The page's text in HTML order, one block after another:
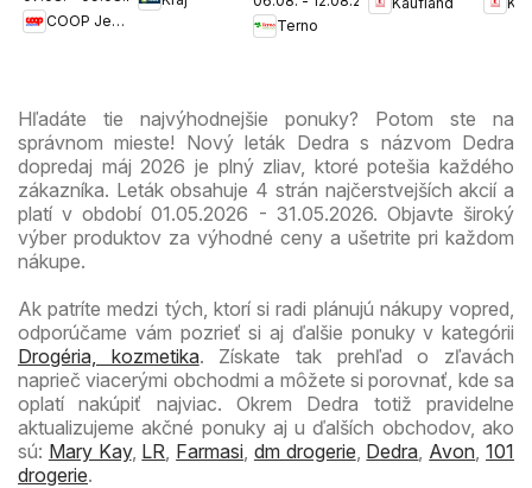
ešte
COOP Jednota
Terno
leták
Hľadáte tie najvýhodnejšie ponuky? Potom ste na
správnom mieste! Nový leták Dedra s názvom Dedra
dopredaj máj 2026 je plný zliav, ktoré potešia každého
zákazníka. Leták obsahuje 4 strán najčerstvejších akcií a
platí v období 01.05.2026 - 31.05.2026. Objavte široký
výber produktov za výhodné ceny a ušetrite pri každom
nákupe.
Ak patríte medzi tých, ktorí si radi plánujú nákupy vopred,
odporúčame vám pozrieť si aj ďalšie ponuky v kategórii
Drogéria, kozmetika. Získate tak prehľad o zľavách
naprieč viacerými obchodmi a môžete si porovnať, kde sa
oplatí nakúpiť najviac. Okrem Dedra totiž pravidelne
aktualizujeme akčné ponuky aj u ďalších obchodov, ako
sú: Mary Kay, LR Farmasi dm drogerie Dedra Avon ,101
drogerie.